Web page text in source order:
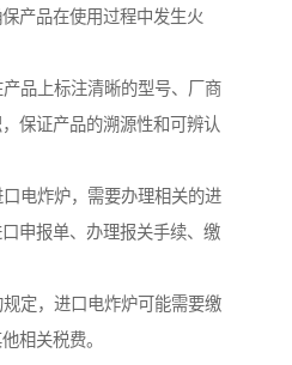
产品在使用过程中发生火
品上标注清晰的型号、厂商
保证产品的溯源性和可辨认
电炸炉，需要办理相关的进
申报单、办理报关手续、缴
定，进口电炸炉可能需要缴
相关税费。